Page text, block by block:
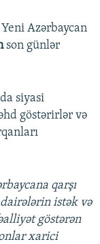
Azərbaycan
son günlər
siyasi
göstərirlər və
qarşı
istək və
göstərən
xarici